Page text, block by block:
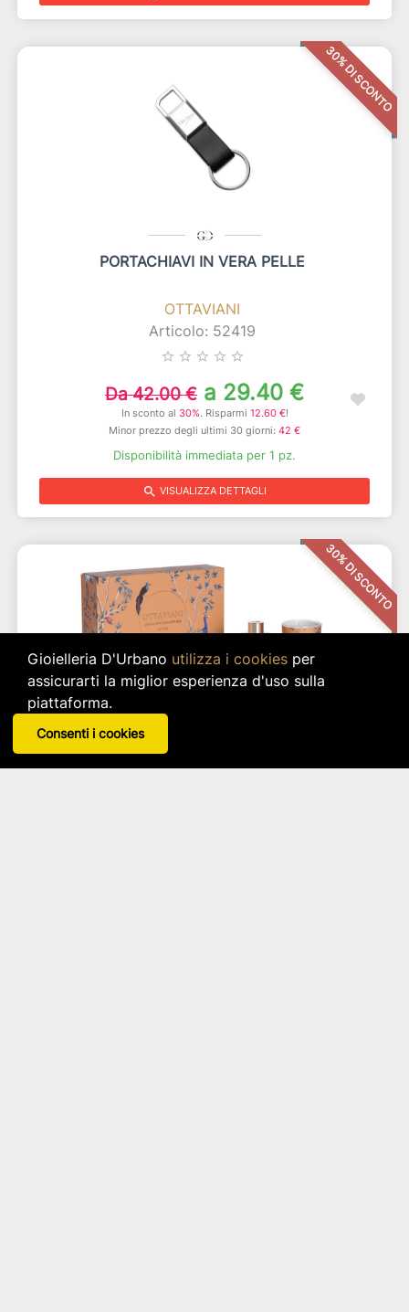
30% DI SCONTO
PORTACHIAVI IN VERA PELLE
OTTAVIANI
Articolo: 52419
star_border star_border star_border star_border star_border
Da 42.00 € a 29.40 €
In sconto al 30%. Risparmi 12.60 €!
Minor prezzo degli ultimi 30 giorni: 42 €
Disponibilità immediata per 1 pz.
search VISUALIZZA DETTAGLI
30% DI SCONTO
SET PROFUMATORE E CANDELA PROFUMATA
Gioielleria D'Urbano utilizza i cookiesper
assicurarti la miglior esperienza d'uso sulla
piattaforma.
Consenti i cookies